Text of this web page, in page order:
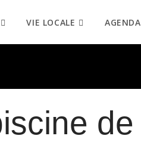
VIE LOCALE